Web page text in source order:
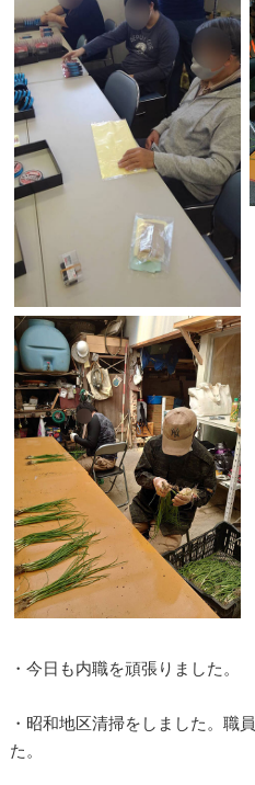
・今日も内職を頑張りました。
・昭和地区清掃をしました。職
た。